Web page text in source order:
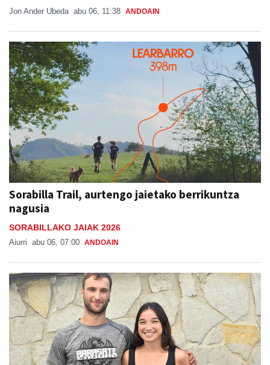
Jon Ander Ubeda abu 06, 11:38 ANDOAIN
Sorabilla Trail, aurtengo jaietako berrikuntza
nagusia
SORABILLAKO JAIAK 2026
Aiurri abu 06, 07:00 ANDOAIN